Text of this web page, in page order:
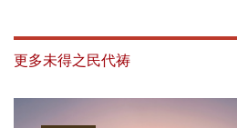
更多未得之民代祷